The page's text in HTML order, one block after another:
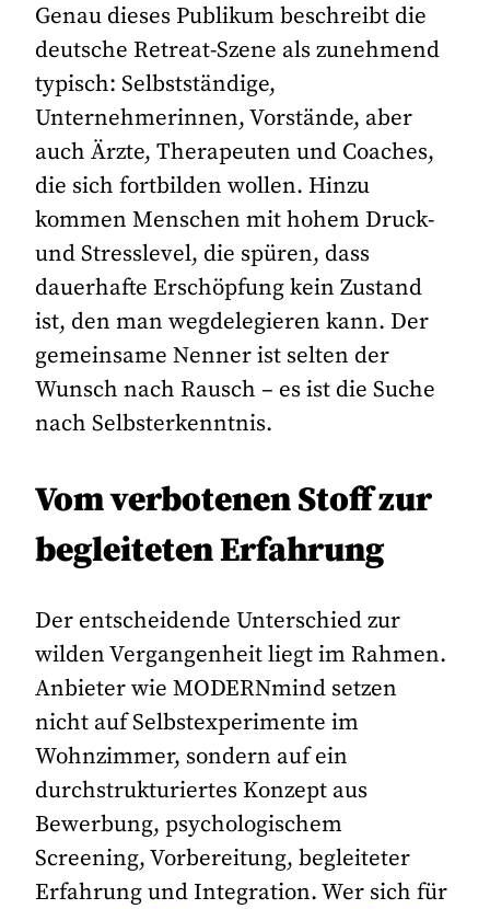
Genau dieses Publikum beschreibt die
deutsche Retreat-Szene als zunehmend
typisch: Selbstständige,
Unternehmerinnen, Vorstände, aber
auch Ärzte, Therapeuten und Coaches,
die sich fortbilden wollen. Hinzu
kommen Menschen mit hohem Druck-
und Stresslevel, die spüren, dass
dauerhafte Erschöpfung kein Zustand
ist, den man wegdelegieren kann. Der
gemeinsame Nenner ist selten der
Wunsch nach Rausch – es ist die Suche
nach Selbsterkenntnis.
Vom verbotenen Stoff zur
begleiteten Erfahrung
Der entscheidende Unterschied zur
wilden Vergangenheit liegt im Rahmen.
Anbieter wie MODERNmind setzen
nicht auf Selbstexperimente im
Wohnzimmer, sondern auf ein
durchstrukturiertes Konzept aus
Bewerbung, psychologischem
Screening, Vorbereitung, begleiteter
Erfahrung und Integration. Wer sich für